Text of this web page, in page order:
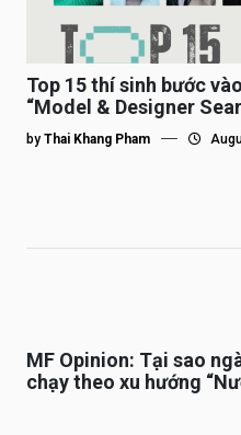
Top 15 thí sinh bước
“Model & Designer
by Thai Khang Pham
MF Opinion: Tại sao
chạy theo xu hướng